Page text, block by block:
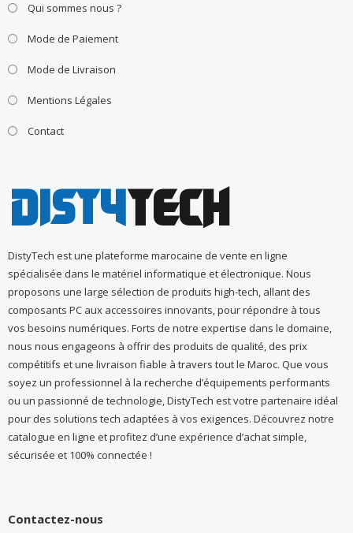
Qui sommes nous ?
Mode de Paiement
Mode de Livraison
Mentions Légales
Contact
DistyTech est une plateforme marocaine de vente en ligne
spécialisée dans le matériel informatique et électronique. Nous
proposons une large sélection de produits high-tech, allant des
composants PC aux accessoires innovants, pour répondre à tous
vos besoins numériques. Forts de notre expertise dans le domaine,
nous nous engageons à offrir des produits de qualité, des prix
compétitifs et une livraison fiable à travers tout le Maroc. Que vous
soyez un professionnel à la recherche d’équipements performants
ou un passionné de technologie, DistyTech est votre partenaire idéal
pour des solutions tech adaptées à vos exigences. Découvrez notre
catalogue en ligne et profitez d’une expérience d’achat simple,
sécurisée et 100% connectée !
Contactez-nous